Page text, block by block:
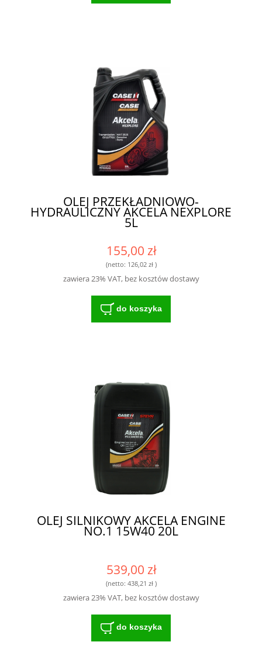
OLEJ PRZEKŁADNIOWO-
HYDRAULICZNY AKCELA NEXPLORE
5L
155,00 zł
(netto: 126,02 zł)
zawiera 23% VAT, bez kosztów dostawy
do koszyka
OLEJ SILNIKOWY AKCELA ENGINE
NO.1 15W40 20L
539,00 zł
(netto: 438,21 zł)
zawiera 23% VAT, bez kosztów dostawy
do koszyka